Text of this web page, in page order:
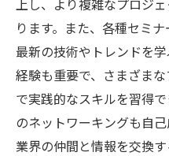
上し、より複雑なプロジ
ります。また、各種セミ
最新の技術やトレンドを
経験も重要で、さまざま
で実践的なスキルを習得
のネットワーキングも自
業界の仲間と情報を交換